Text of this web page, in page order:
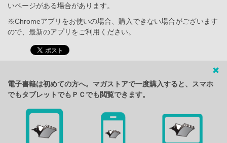
いページがある場合があります。
※Chromeアプリをお使いの場合、購入できない場合がございます
ので、最新のアプリをご利用ください。
電子書籍は初めての方へ。マガストアで一度購入すると、スマホ
でもタブレットでもＰＣでも閲覧できます。